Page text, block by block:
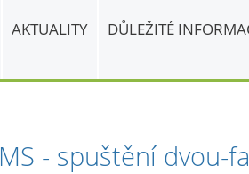
AKTUALITY DŮLEŽITÉ
- spuštění dvou-